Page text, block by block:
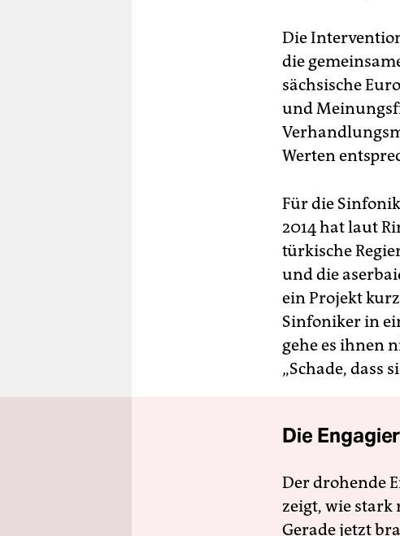
Die
die
sächsische
und
Werten
Für die
2014 hat laut
türkische
und die
ein Projekt
Sinfoniker in
gehe es ihnen
„Schade, dass
Die
Der drohende
zeigt, wie stark
Gerade jetzt